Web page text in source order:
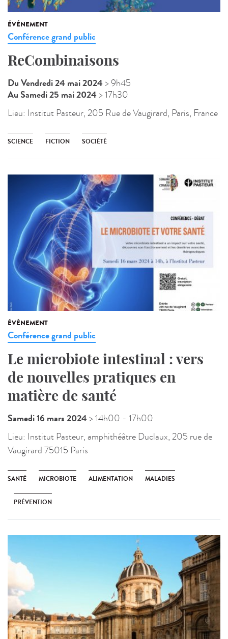
ÉVÉNEMENT
Conférence grand public
ReCombinaisons
Du Vendredi 24 mai 2024 > 9h45
Au Samedi 25 mai 2024 > 17h30
Lieu: Institut Pasteur, 205 Rue de Vaugirard, Paris, France
SCIENCE FICTION SOCIÉTÉ
ÉVÉNEMENT
Conférence grand public
Le microbiote intestinal : vers
de nouvelles pratiques en
matière de santé
Samedi 16 mars 2024 > 14h00 - 17h00
Lieu: Institut Pasteur, amphithéâtre Duclaux, 205 rue de
Vaugirard 75015 Paris
SANTÉ MICROBIOTE ALIMENTATION MALADIES
PRÉVENTION